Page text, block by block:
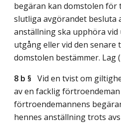
begäran kan domstolen för
slutliga avgörandet besluta
anställning ska upphöra
utgång eller vid den senare
domstolen bestämmer. Lag
8 b § Vid en tvist om
av en facklig
förtroendemannens
hennes anställning trots